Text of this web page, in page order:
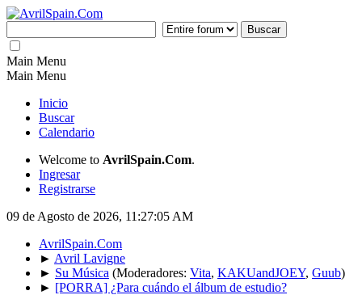
Main Menu
Main Menu
Inicio
Buscar
Calendario
Welcome to AvrilSpain.Com.
Ingresar
Registrarse
09 de Agosto de 2026, 11:27:05 AM
AvrilSpain.Com
► Avril Lavigne
► Su Música (Moderadores: Vita, KAKUandJOEY, Guub)
► [PORRA] ¿Para cuándo el álbum de estudio?